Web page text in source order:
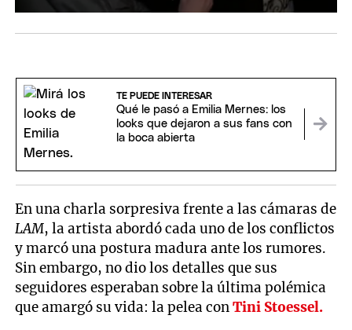
TE PUEDE INTERESAR
Qué le pasó a Emilia Mernes: los
looks que dejaron a sus fans con
la boca abierta
En una charla sorpresiva frente a las cámaras de
LAM, la artista abordó cada uno de los conflictos
y marcó una postura madura ante los rumores.
Sin embargo, no dio los detalles que sus
seguidores esperaban sobre la última polémica
que amargó su vida: la pelea conTini Stoessel.